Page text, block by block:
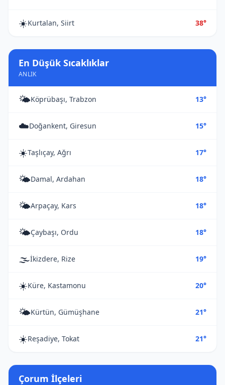
☀️Kurtalan, Siirt 38°
En Düşük Sıcaklıklar
ANLIK
🌤️Köprübaşı, Trabzon 13°
☁️Doğankent, Giresun 15°
☀️Taşlıçay, Ağrı 17°
🌤️Damal, Ardahan 18°
🌤️Arpaçay, Kars 18°
🌤️Çaybaşı, Ordu 18°
🌫️İkizdere, Rize 19°
☀️Küre, Kastamonu 20°
🌤️Kürtün, Gümüşhane 21°
☀️Reşadiye, Tokat 21°
Çorum İlçeleri